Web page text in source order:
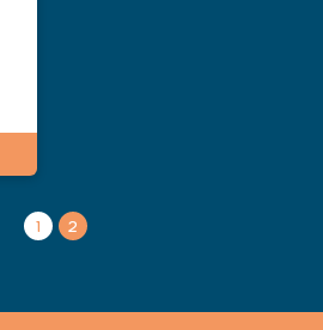
1 2